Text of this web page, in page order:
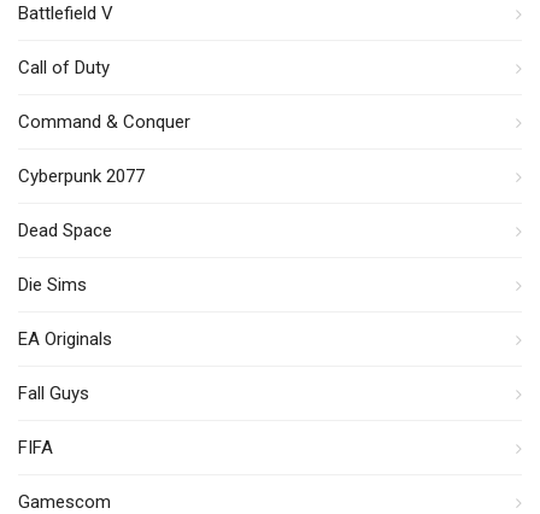
Battlefield V
Call of Duty
Command & Conquer
Cyberpunk 2077
Dead Space
Die Sims
EA Originals
Fall Guys
FIFA
Gamescom